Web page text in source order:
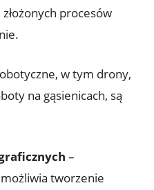
procesów‍
w tym drony,⁣
na gąsienicach, są
–
tworzenie